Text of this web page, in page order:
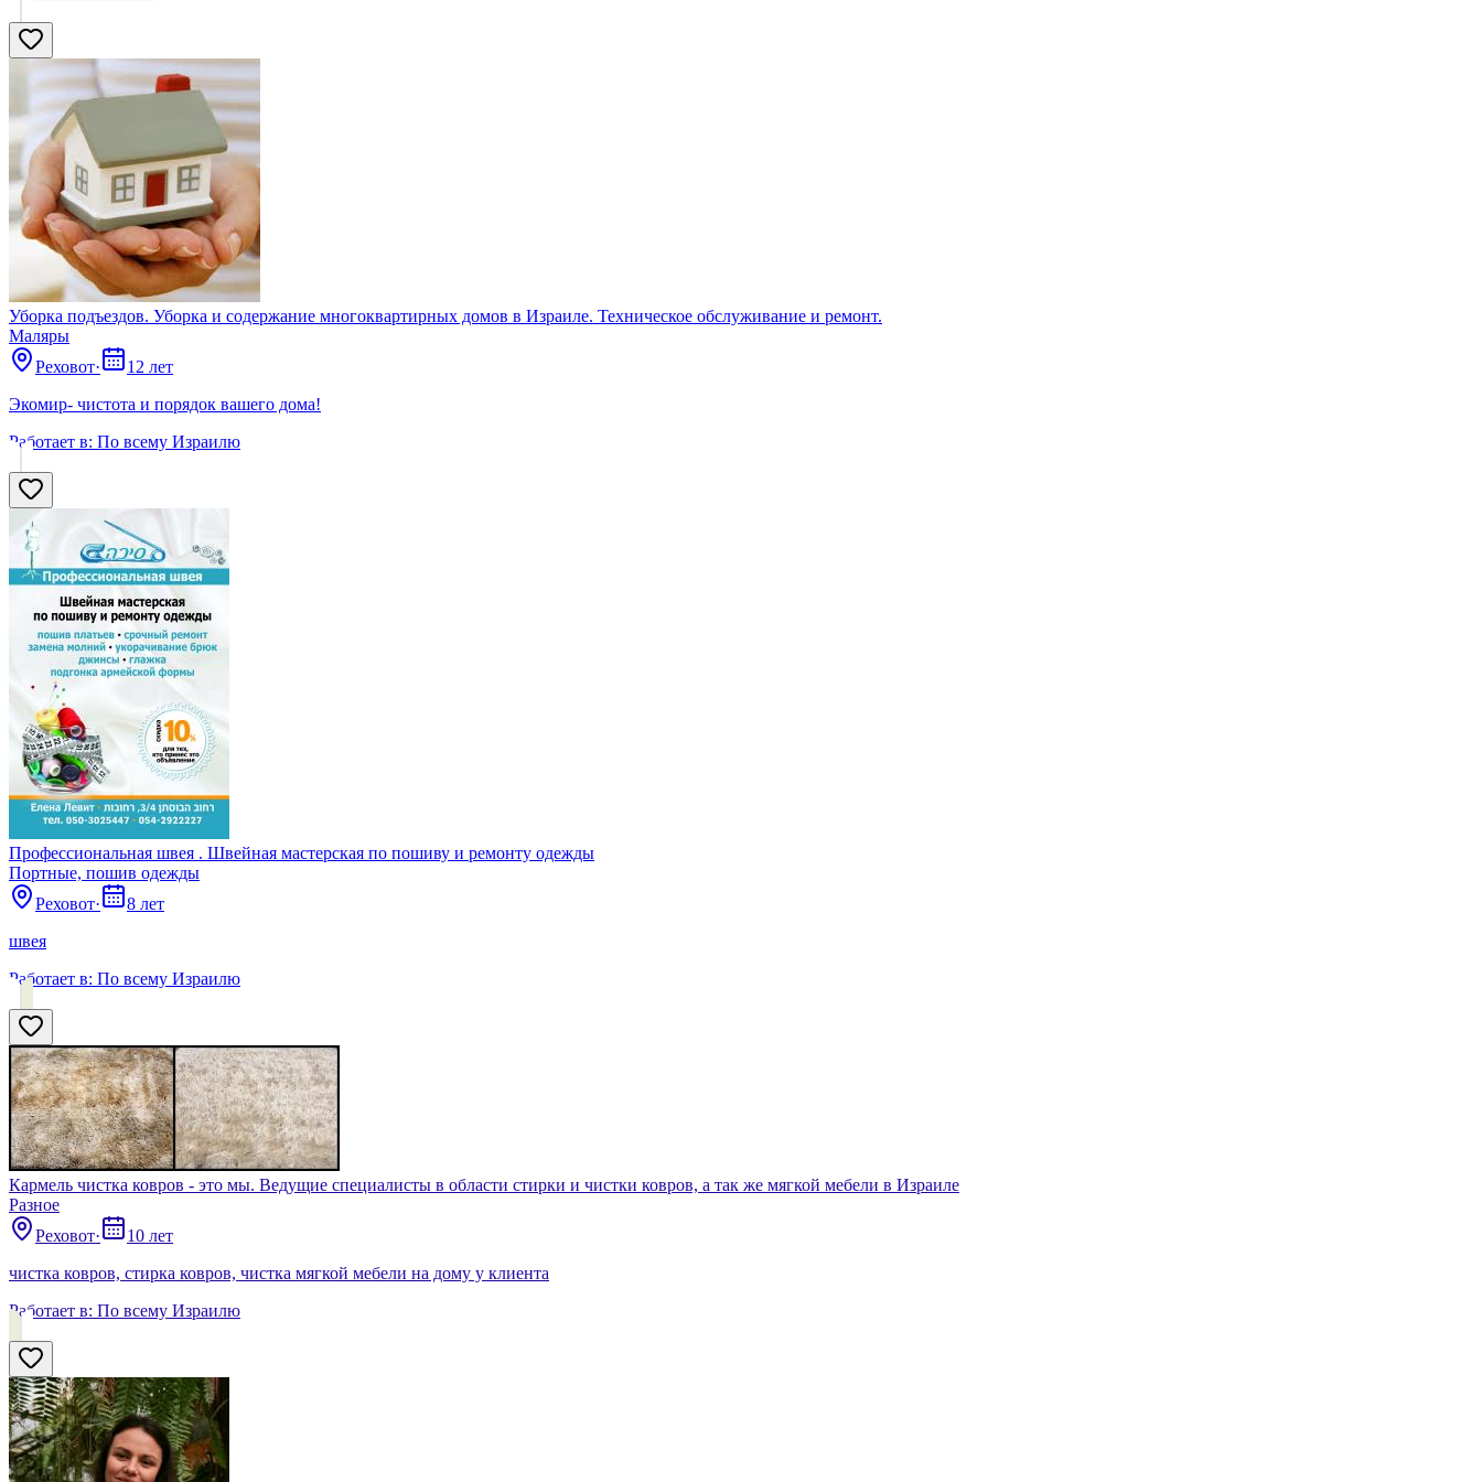
Уборка подъездов. Уборка и содержание многоквартирных домов в Израиле. Техническое обслуживание и ремонт.
Маляры
Реховот·
12 лет
Экомир- чистота и порядок вашего дома!
Работает в: По всему Израилю
Профессиональная швея . Швейная мастерская по пошиву и ремонту одежды
Портные, пошив одежды
Реховот·
8 лет
швея
Работает в: По всему Израилю
Кармель чистка ковров - это мы. Ведущие специалисты в области стирки и чистки ковров, а так же мягкой мебели в Израиле
Разное
Реховот·
10 лет
чистка ковров, стирка ковров, чистка мягкой мебели на дому у клиента
Работает в: По всему Израилю